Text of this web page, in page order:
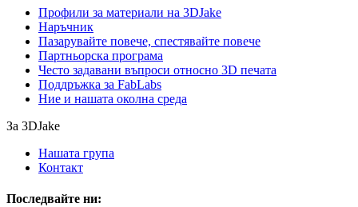
Профили за материали на 3DJake
Наръчник
Пазарувайте повече, спестявайте повече
Партньорска програма
Често задавани въпроси относно 3D печата
Поддръжка за FabLabs
Ние и нашата околна среда
За 3DJake
Нашата група
Контакт
Последвайте ни: